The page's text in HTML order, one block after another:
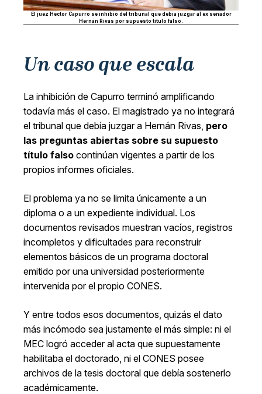
El juez Héctor Capurro se inhibió del tribunal que debía juzgar al ex senador
Hernán Rivas por supuesto título falso.
Un caso que escala
La inhibición de Capurro terminó amplificando
todavía más el caso. El magistrado ya no integrará
el tribunal que debía juzgar a Hernán Rivas, pero
las preguntas abiertas sobre su supuesto
título falso continúan vigentes a partir de los
propios informes oficiales.
El problema ya no se limita únicamente a un
diploma o a un expediente individual. Los
documentos revisados muestran vacíos, registros
incompletos y dificultades para reconstruir
elementos básicos de un programa doctoral
emitido por una universidad posteriormente
intervenida por el propio CONES.
Y entre todos esos documentos, quizás el dato
más incómodo sea justamente el más simple: ni el
MEC logró acceder al acta que supuestamente
habilitaba el doctorado, ni el CONES posee
archivos de la tesis doctoral que debía sostenerlo
académicamente.